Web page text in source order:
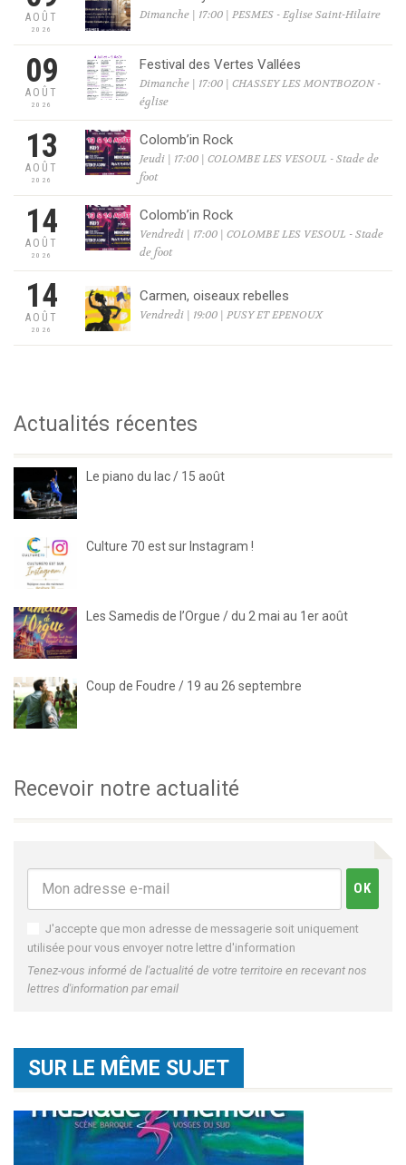
AOÛT
2026
Dimanche | 17:00 | PESMES - Eglise Saint-Hilaire
09
AOÛT
2026
Festival des Vertes Vallées
Dimanche | 17:00 | CHASSEY LES MONTBOZON -
église
13
AOÛT
2026
Colomb’in Rock
Jeudi | 17:00 | COLOMBE LES VESOUL - Stade de
foot
14
AOÛT
2026
Colomb’in Rock
Vendredi | 17:00 | COLOMBE LES VESOUL - Stade
de foot
14
AOÛT
2026
Carmen, oiseaux rebelles
Vendredi | 19:00 | PUSY ET EPENOUX
Actualités récentes
Le piano du lac / 15 août
Culture 70 est sur Instagram !
Les Samedis de l’Orgue / du 2 mai au 1er août
Coup de Foudre / 19 au 26 septembre
Recevoir notre actualité
J'accepte que mon adresse de messagerie soit uniquement
utilisée pour vous envoyer notre lettre d'information
Tenez-vous informé de l'actualité de votre territoire en recevant nos
lettres d'information par email
SUR LE MÊME SUJET